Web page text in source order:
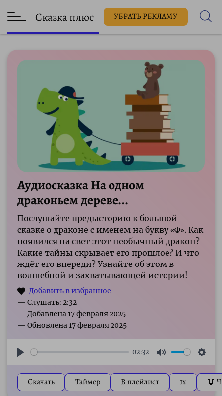
Сказка плюс УБРАТЬ РЕКЛАМУ
Аудиосказка На одном
драконьем дереве...
Послушайте предысторию к большой
сказке о драконе с именем на букву «Ф». Как
появился на свет этот необычный дракон?
Какие тайны скрывает его прошлое? И что
ждёт его впереди? Узнайте об этом в
волшебной и захватывающей истории!
— Слушать: 2:32
02:32
Mute
Скачать Таймер В плейлист 1x 📖